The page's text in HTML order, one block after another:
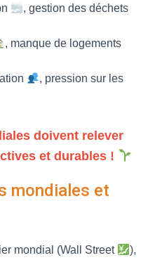
, gestion des déchets
, manque de logements
, pression sur les
doivent relever
et durables !
mondiales et
mondial (Wall Street
),